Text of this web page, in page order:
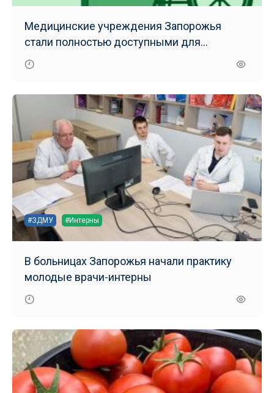
Медицинские учреждения Запорожья
стали полностью доступными для
маломобильных групп населения
#ЗДМУ #Интерны
В больницах Запорожья начали практику
молодые врачи-интерны